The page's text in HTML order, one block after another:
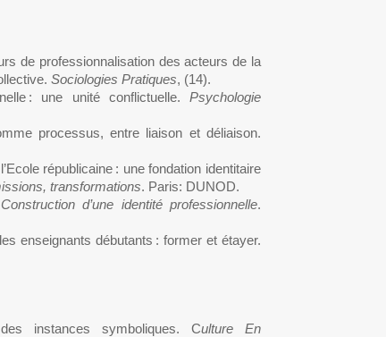
de professionnalisation des acteurs de la
Sociologies Pratiques, (14).
: une unité conflictuelle. Psychologie
processus, entre liaison et déliaison.
républicaine : une fondation identitaire
transformations. Paris: DUNOD.
d’une identité professionnelle.
enseignants débutants : former et étayer.
instances symboliques. Culture En